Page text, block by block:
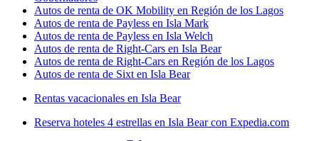
Autos de renta de OK Mobility en Región de los Lagos
Autos de renta de Payless en Isla Mark
Autos de renta de Payless en Isla Welch
Autos de renta de Right-Cars en Isla Bear
Autos de renta de Right-Cars en Región de los Lagos
Autos de renta de Sixt en Isla Bear
Rentas vacacionales en Isla Bear
Reserva hoteles 4 estrellas en Isla Bear con Expedia.com